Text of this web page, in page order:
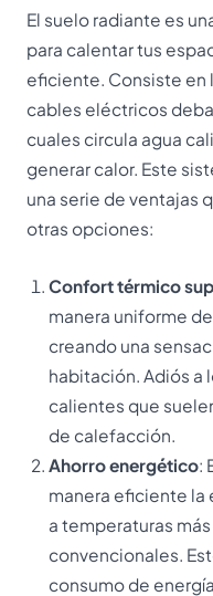
El suelo radiante es
para calentar tus
eficiente. Consiste en
cables eléctricos
cuales circula agua
generar calor. Este
una serie de ventajas
otras opciones:
Confort térmico
manera uniforme
creando una
habitación. Adiós a
calientes que
de calefacción.
Ahorro energético:
manera eficiente la
a temperaturas
convencionales.
consumo de